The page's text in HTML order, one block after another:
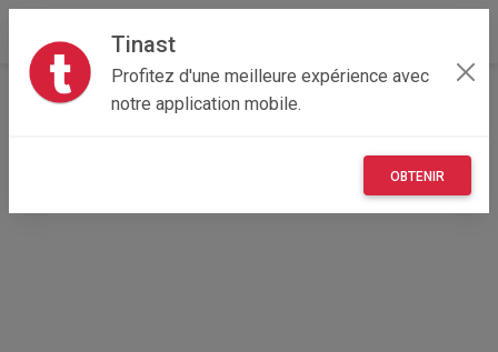
Tinast
Profitez d'une meilleure expérience avec
notre application mobile.
OBTENIR
Accueil Maisons et enfants
Bourgogne-Franche-Comté